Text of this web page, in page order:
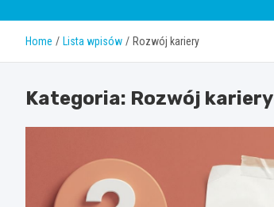
Home Lista wpisów Rozwój kariery
Kategoria: Rozwój kariery